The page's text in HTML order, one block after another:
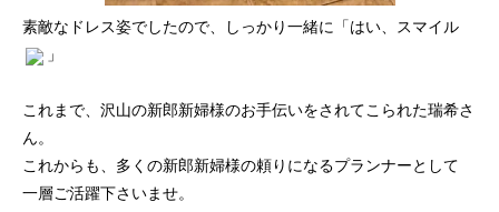
素敵なドレス姿でしたので、しっかり一緒に「はい、スマイル
」
これまで、沢山の新郎新婦様のお手伝いをされてこられた瑞希さ
ん。
これからも、多くの新郎新婦様の頼りになるプランナーとして
一層ご活躍下さいませ。